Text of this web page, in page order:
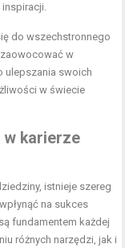
inspiracji.
do wszechstronnego
w
ulepszania swoich
w świecie
w karierze
istnieje szereg
na sukces
są fundamentem każdej
różnych narzędzi, jak i